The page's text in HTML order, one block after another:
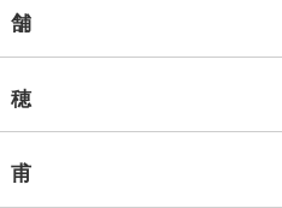
舗
穂
甫